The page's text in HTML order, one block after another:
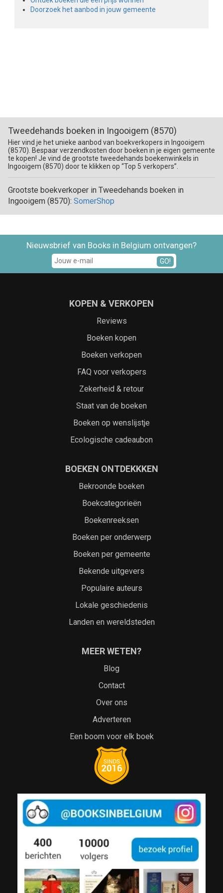
Doorzoek het aanbod in jouw gemeente
Tweedehands boeken in Ingooigem (8570)
Hier vind je het unieke aanbod van boekverkopers in Ingooigem
(8570). Bespaar verzendkosten door boeken in je eigen gemeente
te kopen! Je vind de grootste tweedehands boekenwinkels in
Ingooigem (8570) door te klikken op “Top 5 verkopers”.
Grootste boekverkoper in Tweedehands boeken in
Ingooigem (8570): SomerShop
Nieuwsbrief van Books in Belgium ontvangen?
GO!
KOPEN & VERKOPEN
Reviews
Boeken kopen
Boeken verkopen
FAQ voor verkopers
Zekerheid & retour
Staat van de boeken
Boeken op wenslijstje
Ecologische cadeaubon
BOEKEN ONTDEKKKEN
Bekroonde boeken
Boekcategorieën
Boekenreeksen
Boeken per onderwerp
Boeken per gemeente
Bekende uitgevers
Populaire auteurs
Lokale geschiedenis
Landen en wereldsteden
MEER WETEN?
Blog
Contact
Over ons
Adverteren
Een boom voor elk boek